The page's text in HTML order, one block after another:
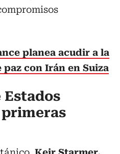
planea acudir a la
con Irán en Suiza